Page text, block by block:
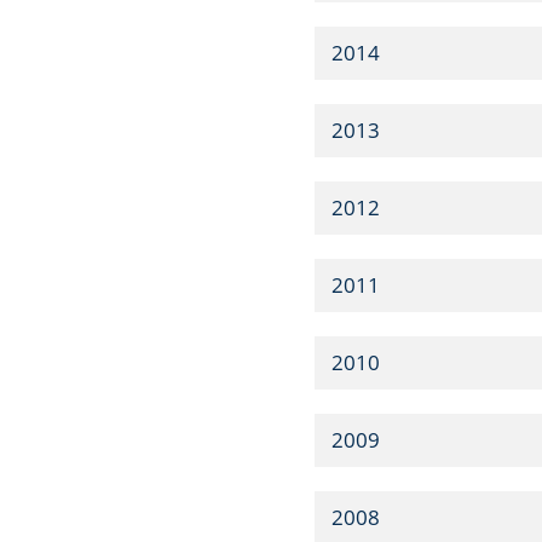
2014
2013
2012
2011
2010
2009
2008